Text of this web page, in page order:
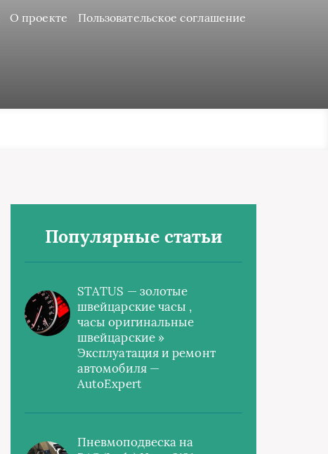
О проекте Пользовательское соглашение
Популярные статьи
STATUS — золотые
швейцарские часы ,
часы оригинальные
швейцарские »
Эксплуатация и ремонт
автомобиля —
AutoExpert
Пневмоподвеска на